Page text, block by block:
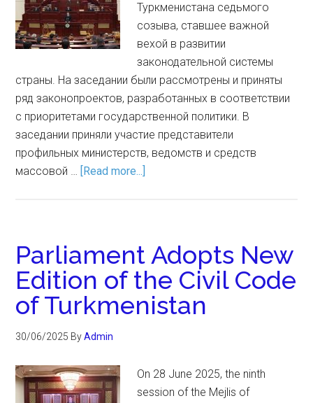
Туркменистана седьмого
созыва, ставшее важной
вехой в развитии
законодательной системы
страны. На заседании были рассмотрены и приняты
ряд законопроектов, разработанных в соответствии
с приоритетами государственной политики. В
заседании приняли участие представители
профильных министерств, ведомств и средств
массовой … [Read more...]
Parliament Adopts New
Edition of the Civil Code
of Turkmenistan
30/06/2025 ByAdmin
On 28 June 2025, the ninth
session of the Mejlis of